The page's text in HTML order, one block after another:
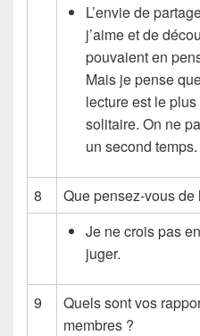
L’envie de
j’aime et de
pouvaient en
Mais je pense
lecture est le
solitaire. On ne
un second temps.
8
Que pensez-vous
Je ne crois pas
juger.
9
Quels sont vos
membres ?